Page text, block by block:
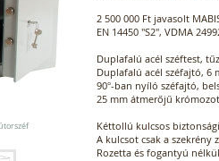
2 500 000 Ft javasolt
EN 14450 "S2", VDMA
Duplafalú acél széftest,
Duplafalú acél széfajtó, 6
90°-ban nyíló széfajtó,
25 mm átmerőjű
Kéttollú kulcsos
A kulcsot csak a
Rozetta és fogantyú